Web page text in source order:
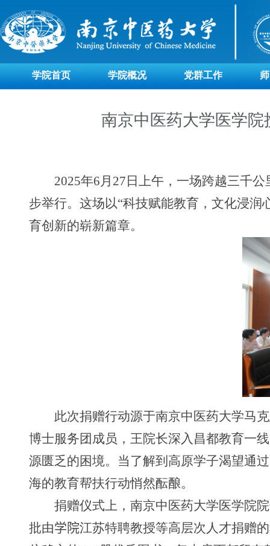
学院首页 学院概况 党群工作
南京中医药大学医学
2025年6月 27 日上午，一场跨越三千
步举行。这场以“科技赋能教育，文化浸
育创新的崭新篇章。
此次捐赠行动源于南京中医药大学马
博士服务团成员，王院长深入昌都教育一
源匮乏的困境。当了解到高原学子渴望通
海的教育帮扶行动悄然酝酿。
捐赠仪式上，南京中医药大学医学院
批由学院江苏特聘教授等高层次人才捐赠